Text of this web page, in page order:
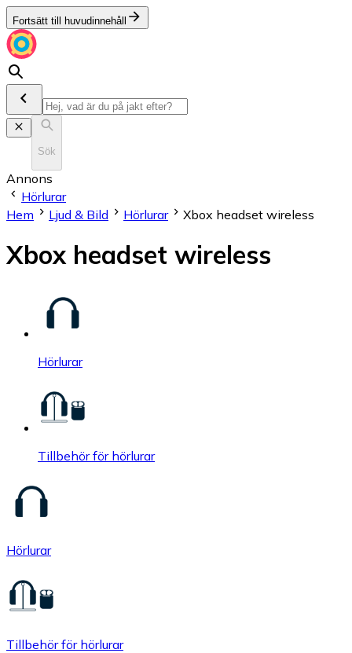
Fortsätt till huvudinnehåll
Sök
Annons
Hörlurar
Hem
Ljud & Bild Hörlurar Xbox headset wireless
Xbox headset wireless
Hörlurar
Tillbehör för hörlurar
Hörlurar
Tillbehör för hörlurar